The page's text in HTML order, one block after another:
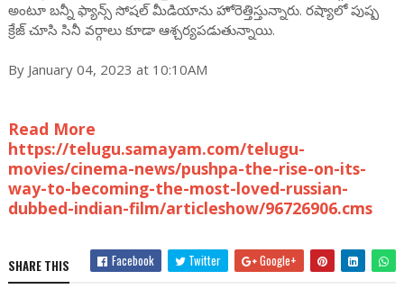
అంటూ బన్నీ ఫ్యాన్స్ సోషల్ మీడియాను హోరెత్తిస్తున్నారు. రష్యాలో పుష్ప
క్రేజ్ చూసి సినీ వర్గాలు కూడా ఆశ్చర్యపడుతున్నాయి.
By January 04, 2023 at 10:10AM
Read More
https://telugu.samayam.com/telugu-
movies/cinema-news/pushpa-the-rise-on-its-
way-to-becoming-the-most-loved-russian-
dubbed-indian-film/articleshow/96726906.cms
SHARE THIS Facebook Twitter Google+